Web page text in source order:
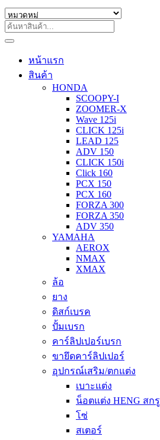
หน้าแรก
สินค้า
HONDA
SCOOPY-I
ZOOMER-X
Wave 125i
CLICK 125i
LEAD 125
ADV 150
CLICK 150i
Click 160
PCX 150
PCX 160
FORZA 300
FORZA 350
ADV 350
YAMAHA
AEROX
NMAX
XMAX
ล้อ
ยาง
ดิสก์เบรค
ปั้มเบรก
คาร์ลิปเปอร์เบรก
ขายึดคาร์ลิปเปอร์
อุปกรณ์เสริม/ตกแต่ง
เบาะแต่ง
น็อตแต่ง HENG สกรู
โซ่
สเตอร์